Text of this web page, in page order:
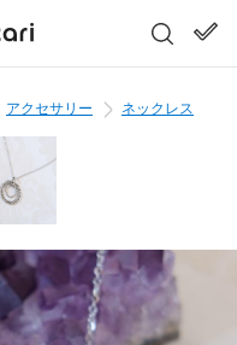
アクセサリー ネックレス